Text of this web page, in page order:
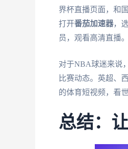
界杯直播页面，和
打开番茄加速器，
员，观看高清直播。
对于NBA球迷来说
比赛动态。英超、
的体育短视频，看
总结：